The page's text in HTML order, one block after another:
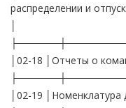
распределении и
│02-18 │Отчеты о
│02-19